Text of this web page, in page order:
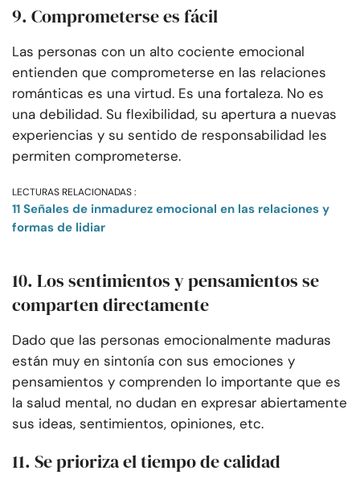
9. Comprometerse es fácil
Las personas con un alto cociente emocional
entienden que comprometerse en las relaciones
románticas es una virtud. Es una fortaleza. No es
una debilidad. Su flexibilidad, su apertura a nuevas
experiencias y su sentido de responsabilidad les
permiten comprometerse.
LECTURAS RELACIONADAS :
11 Señales de inmadurez emocional en las relaciones y
formas de lidiar
10. Los sentimientos y pensamientos se
comparten directamente
Dado que las personas emocionalmente maduras
están muy en sintonía con sus emociones y
pensamientos y comprenden lo importante que es
la salud mental, no dudan en expresar abiertamente
sus ideas, sentimientos, opiniones, etc.
11. Se prioriza el tiempo de calidad